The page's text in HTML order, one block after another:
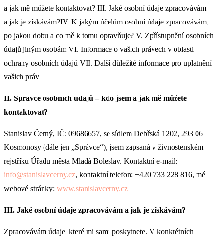
a jak mě můžete kontaktovat? III. Jaké osobní údaje zpracovávám
a jak je získávám?IV. K jakým účelům osobní údaje zpracovávám,
po jakou dobu a co mě k tomu opravňuje? V. Zpřístupnění osobních
údajů jiným osobám VI. Informace o vašich právech v oblasti
ochrany osobních údajů VII. Další důležité informace pro uplatnění
vašich práv
II. Správce osobních údajů – kdo jsem a jak mě můžete
kontaktovat?
Stanislav Černý, IČ: 09686657, se sídlem Debřská 1202, 293 06
Kosmonosy (dále jen „Správce“), jsem zapsaná v živnostenském
rejstříku Úřadu města Mladá Boleslav. Kontaktní e-mail:
info@stanislavcerny.cz, kontaktní telefon: +420 733 228 816, mé
webové stránky: www.stanislavcerny.cz
III. Jaké osobní údaje zpracovávám a jak je získávám?
Zpracovávám údaje, které mi sami poskytnete. V konkrétních